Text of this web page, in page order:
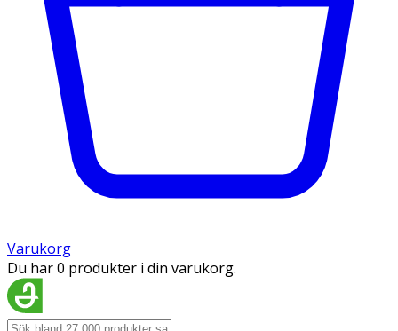
Varukorg
Du har 0 produkter i din varukorg.